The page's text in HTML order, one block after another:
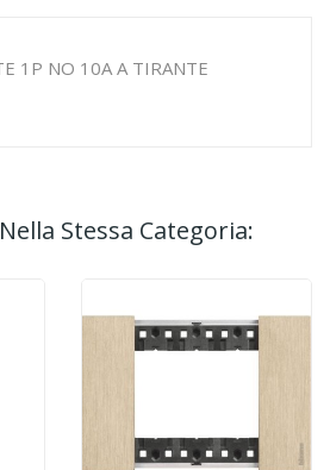
1P NO 10A A TIRANTE
Stessa Categoria: